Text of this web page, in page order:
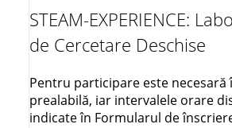
STEAM-EXPERIENCE:
de Cercetare Deschise
Pentru participare este necesară
prealabilă, iar intervalele orare
indicate în Formularul de